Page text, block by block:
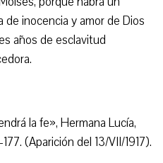
de inocencia y amor de Dios
años de esclavitud
la fe», Hermana Lucía,
(Aparición del 13/VII/1917).